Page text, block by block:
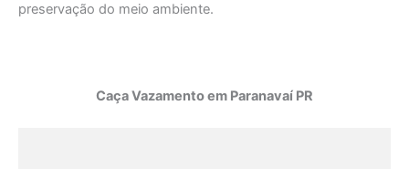
preservação do meio ambiente.
Caça Vazamento em Paranavaí PR